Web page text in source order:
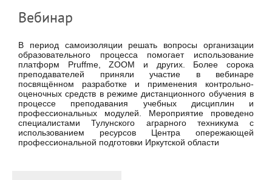
Вебинар
В период самоизоляции решать вопросы организации
образовательного процесса помогает использование
платформ Pruffme, ZOOM и других. Более сорока
преподавателей приняли участие в вебинаре
посвящённом разработке и применения контрольно-
оценочных средств в режиме дистанционного обучения в
процессе преподавания учебных дисциплин и
профессиональных модулей. Мероприятие проведено
специалистами Тулунского аграрного техникума с
использованием ресурсов Центра опережающей
профессиональной подготовки Иркутской области